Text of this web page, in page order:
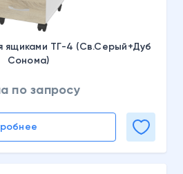
ящиками ТГ-4 (Св.Серый+Дуб
Сонома)
по запросу